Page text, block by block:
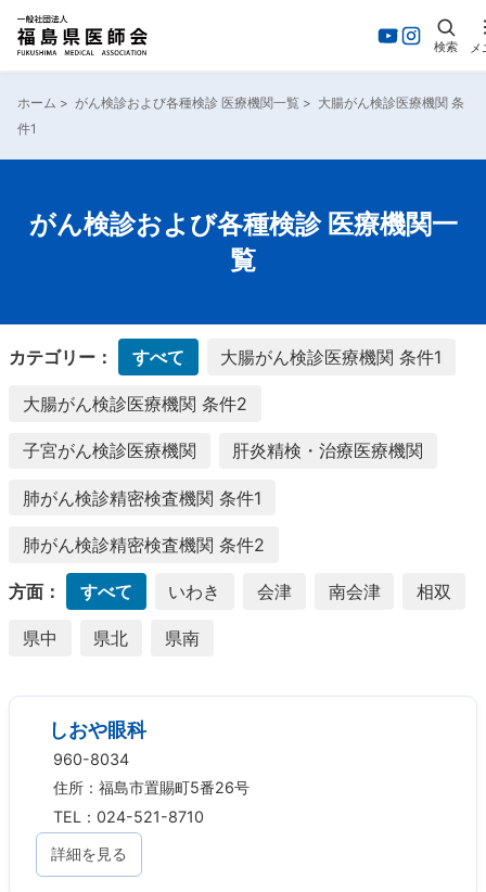
検索 メ
ホーム > がん検診および各種検診 医療機関一覧 > 大腸がん検診医療機関 条
件1
がん検診および各種検診 医療機関一
覧
カテゴリー： すべて 大腸がん検診医療機関 条件1
大腸がん検診医療機関 条件2
子宮がん検診医療機関 肝炎精検・治療医療機関
肺がん検診精密検査機関 条件1
肺がん検診精密検査機関 条件2
方面： すべて いわき 会津 南会津 相双
県中 県北 県南
しおや眼科
960-8034
住所：福島市置賜町5番26号
TEL：024-521-8710
詳細を見る